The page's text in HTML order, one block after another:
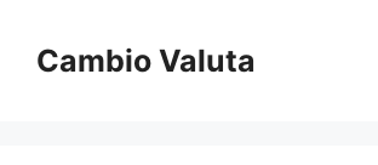
contenuto
Cambio Valuta